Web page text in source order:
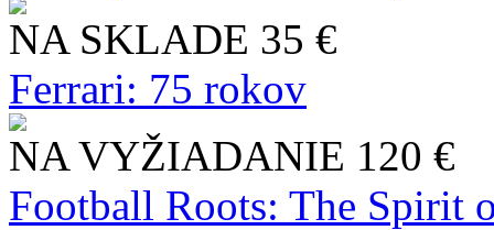
NA SKLADE 35 €
Ferrari: 75 rokov
NA VYŽIADANIE 120 €
Football Roots: The Spirit